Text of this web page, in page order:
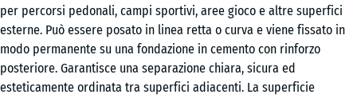
per percorsi pedonali, campi sportivi, aree gioco e altre superfici
esterne. Può essere posato in linea retta o curva e viene fissato in
modo permanente su una fondazione in cemento con rinforzo
posteriore. Garantisce una separazione chiara, sicura ed
esteticamente ordinata tra superfici adiacenti. La superficie